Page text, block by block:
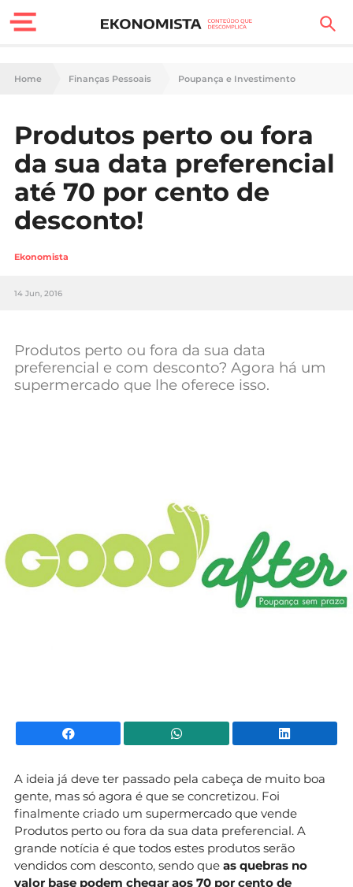
Finanças Pessoais
Carreira
Casa
Lifestyle
Sociedade
Tecnologia
Negócios
Mundial 2026
Home Finanças Pessoais Poupança e Investimento
Produtos perto ou fora
da sua data preferencial
até 70 por cento de
desconto!
Ekonomista
14 Jun, 2016
Produtos perto ou fora da sua data
preferencial e com desconto? Agora há um
supermercado que lhe oferece isso.
Facebook WhatsApp
A ideia já deve ter passado pela cabeça de muito boa
gente, mas só agora é que se concretizou. Foi
finalmente criado um supermercado que vende
Produtos perto ou fora da sua data preferencial. A
grande notícia é que todos estes produtos serão
vendidos com desconto, sendo que as quebras no
valor base podem chegar aos 70 por cento de